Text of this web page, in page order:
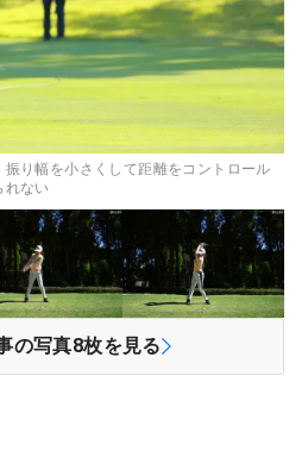
り幅を小さくして距離をコントロール
れない
の写真8枚を見る